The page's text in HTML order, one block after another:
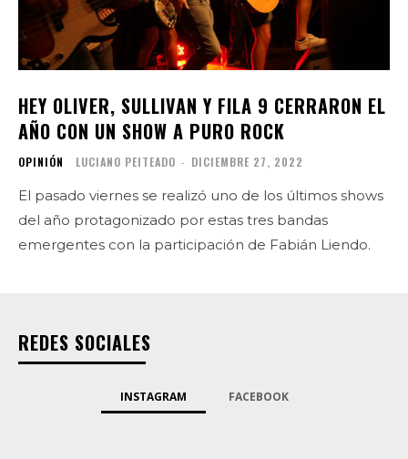
HEY OLIVER, SULLIVAN Y FILA 9 CERRARON EL
AÑO CON UN SHOW A PURO ROCK
OPINIÓN LUCIANO PEITEADO - DICIEMBRE 27, 2022
El pasado viernes se realizó uno de los últimos shows
del año protagonizado por estas tres bandas
emergentes con la participación de Fabián Liendo.
REDES SOCIALES
INSTAGRAM FACEBOOK